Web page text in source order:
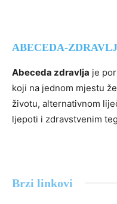
ABECEDA-
Abeceda zdravlja je
koji na jednom mjestu
životu, alternativnom
ljepoti i zdravstvenim
Brzi linkovi